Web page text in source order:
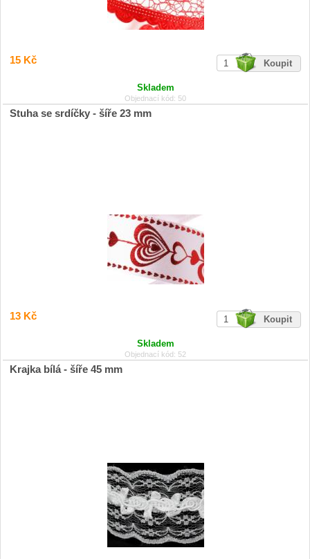
15 Kč
Skladem
Objednací kód: 50
Stuha se srdíčky - šíře 23 mm
13 Kč
Skladem
Objednací kód: 52
Krajka bílá - šíře 45 mm